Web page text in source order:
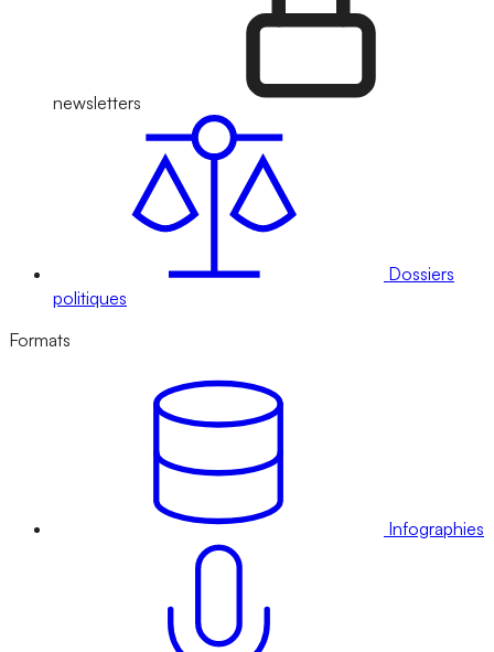
newsletters
Dossiers
politiques
Formats
Infographies